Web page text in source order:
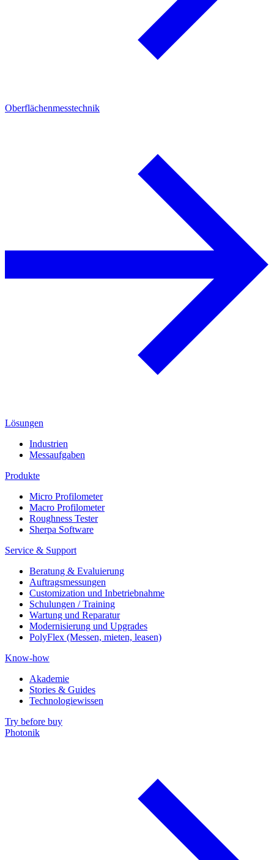
Oberflächenmesstechnik
Lösungen
Industrien
Messaufgaben
Produkte
Micro Profilometer
Macro Profilometer
Roughness Tester
Sherpa Software
Service & Support
Beratung & Evaluierung
Auftragsmessungen
Customization und Inbetriebnahme
Schulungen / Training
Wartung und Reparatur
Modernisierung und Upgrades
PolyFlex (Messen, mieten, leasen)
Know-how
Akademie
Stories & Guides
Technologiewissen
Try before buy
Photonik